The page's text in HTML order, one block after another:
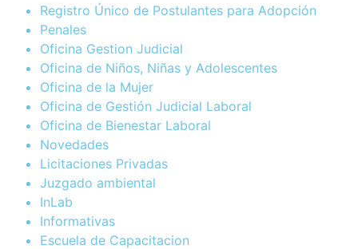
Registro Único de Postulantes para Adopción
Penales
Oficina Gestion Judicial
Oficina de Niños, Niñas y Adolescentes
Oficina de la Mujer
Oficina de Gestión Judicial Laboral
Oficina de Bienestar Laboral
Novedades
Licitaciones Privadas
Juzgado ambiental
InLab
Informativas
Escuela de Capacitacion